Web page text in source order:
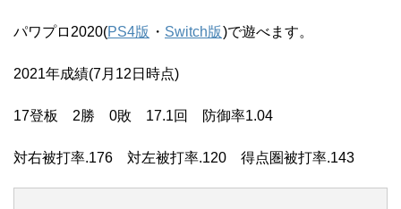
パワプロ2020(PS4版 ・ Switch版)で遊べます。
2021年成績(7月12日時点)
17登板 2勝 0敗 17.1回 防御率1.04
対右被打率.176 対左被打率.120 得点圏被打率.143